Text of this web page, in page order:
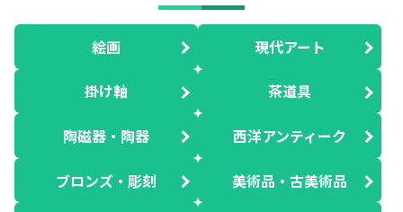
絵画 現代アート
掛け軸 茶道具
陶磁器・陶器 西洋アンティーク
ブロンズ・彫刻 美術品・古美術品